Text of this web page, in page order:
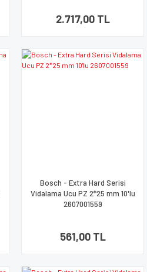
2.717,00 TL
Bosch - Extra Hard Serisi
Vidalama Ucu PZ 2*25 mm 10'lu
2607001559
561,00 TL